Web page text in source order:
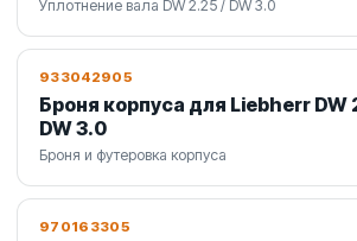
Уплотнение вала DW 2.25 / DW 3.0
933042905
Броня корпуса для Liebherr DW
DW 3.0
Броня и футеровка корпуса
970163305